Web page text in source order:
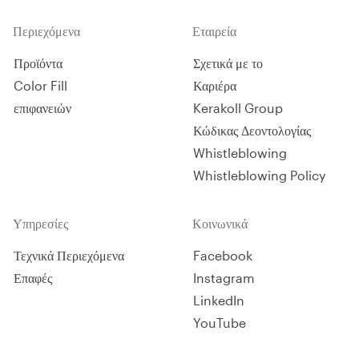
αντισεισμικής προστασίας.
της στατικής επάρκειας των
κτιρίων.
Περιεχόμενα
Προϊόντα
Color Fill
επιφανειών
Εταιρεία
Σχετικά με το
Καριέρα
Kerakoll Group
Κώδικας Δεοντολογίας
Whistleblowing
Whistleblowing Policy
Υπηρεσίες
Τεχνικά Περιεχόμενα
Επαφές
Κοινωνικά
Facebook
Instagram
LinkedIn
YouTube